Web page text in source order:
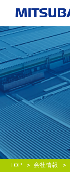
TOP 会社情報